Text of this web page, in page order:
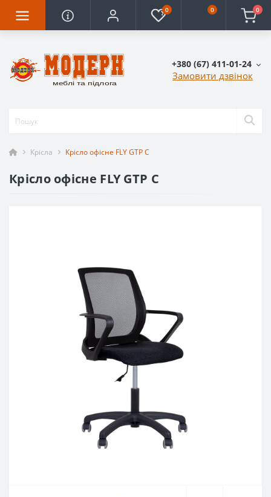
0 0 0
+380 (67) 411-01-24
Замовити дзвінок
Крісла Крісло офісне FLY GTP C
Крісло офісне FLY GTP C